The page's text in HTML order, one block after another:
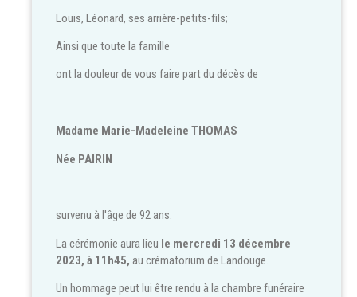
Louis, Léonard, ses arrière-petits-fils;
Ainsi que toute la famille
ont la douleur de vous faire part du décès de
Madame Marie-Madeleine THOMAS
Née PAIRIN
survenu à l'âge de 92 ans.
La cérémonie aura lieu le mercredi 13 décembre
2023, à 11h45, au crématorium de Landouge.
Un hommage peut lui être rendu à la chambre funéraire